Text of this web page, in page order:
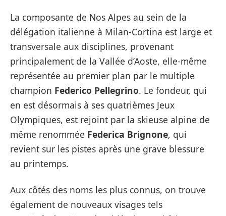
La composante de Nos Alpes au sein de la
délégation italienne à Milan-Cortina est large et
transversale aux disciplines, provenant
principalement de la Vallée d’Aoste, elle-même
représentée au premier plan par le multiple
champion Federico Pellegrino. Le fondeur, qui
en est désormais à ses quatrièmes Jeux
Olympiques, est rejoint par la skieuse alpine de
même renommée Federica Brignone, qui
revient sur les pistes après une grave blessure
au printemps.
Aux côtés des noms les plus connus, on trouve
également de nouveaux visages tels